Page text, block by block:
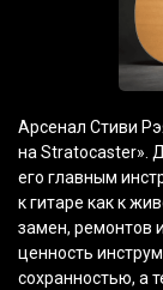
Арсенал Стиви
на Stratocaster».
его главным
к гитаре как к
замен, ремонтов
ценность
сохранностью, а